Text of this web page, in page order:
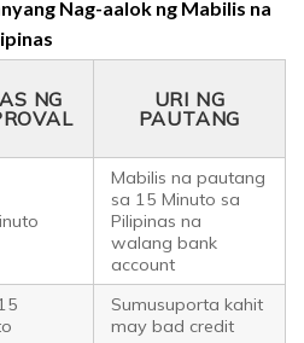
Nag-aalok ng Mabilis na
NG
URI NG
PAUTANG
Mabilis na pautang
sa 15 Minuto sa
Pilipinas na
walang bank
account
Sumusuporta kahit
may bad credit